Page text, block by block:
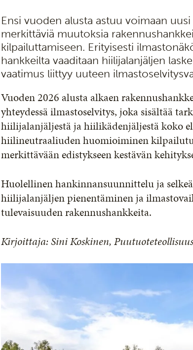
Ensi vuoden alusta astuu voimaan
merkittäviä muutoksia
kilpailuttamiseen. Erityisesti
hankkeilta vaaditaan hiilijalanjäljen
vaatimus liittyy uuteen
Vuoden 2026 alusta alkaen
yhteydessä ilmastoselvitys, joka sisältää
hiilijalanjäljestä ja hiilikädenjäljestä koko
hiilineutraaliuden huomioiminen
merkittävään edistykseen kestävän
Huolellinen hankinnansuunnittelu ja
hiilijalanjäljen pienentäminen ja
tulevaisuuden rakennushankkeita.
Kirjoittaja: Sini Koskinen,